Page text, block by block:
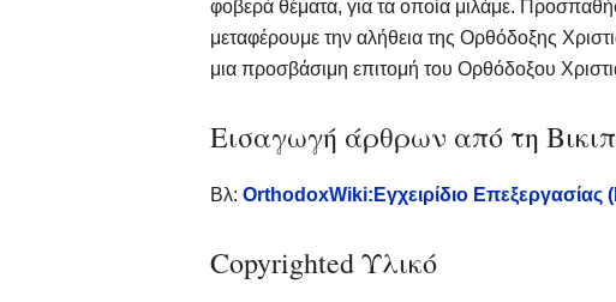
φοβερά θέματα, για τα οποία μιλάμε.
μεταφέρουμε την αλήθεια της Ορθόδοξης
μια προσβάσιμη επιτομή του Ορθόδοξου
Εισαγωγή άρθρων από τη
Βλ:OrthodoxWiki:Εγχειρίδιο Επεξεργασίας
Copyrighted Υλικό